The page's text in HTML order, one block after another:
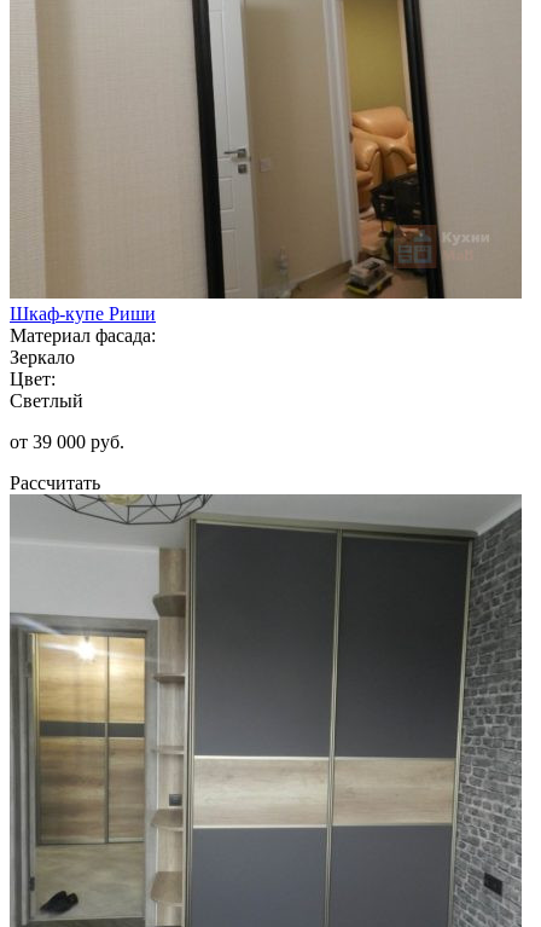
Шкаф-купе Риши
Материал фасада:
Зеркало
Цвет:
Светлый
от 39 000 руб.
Рассчитать